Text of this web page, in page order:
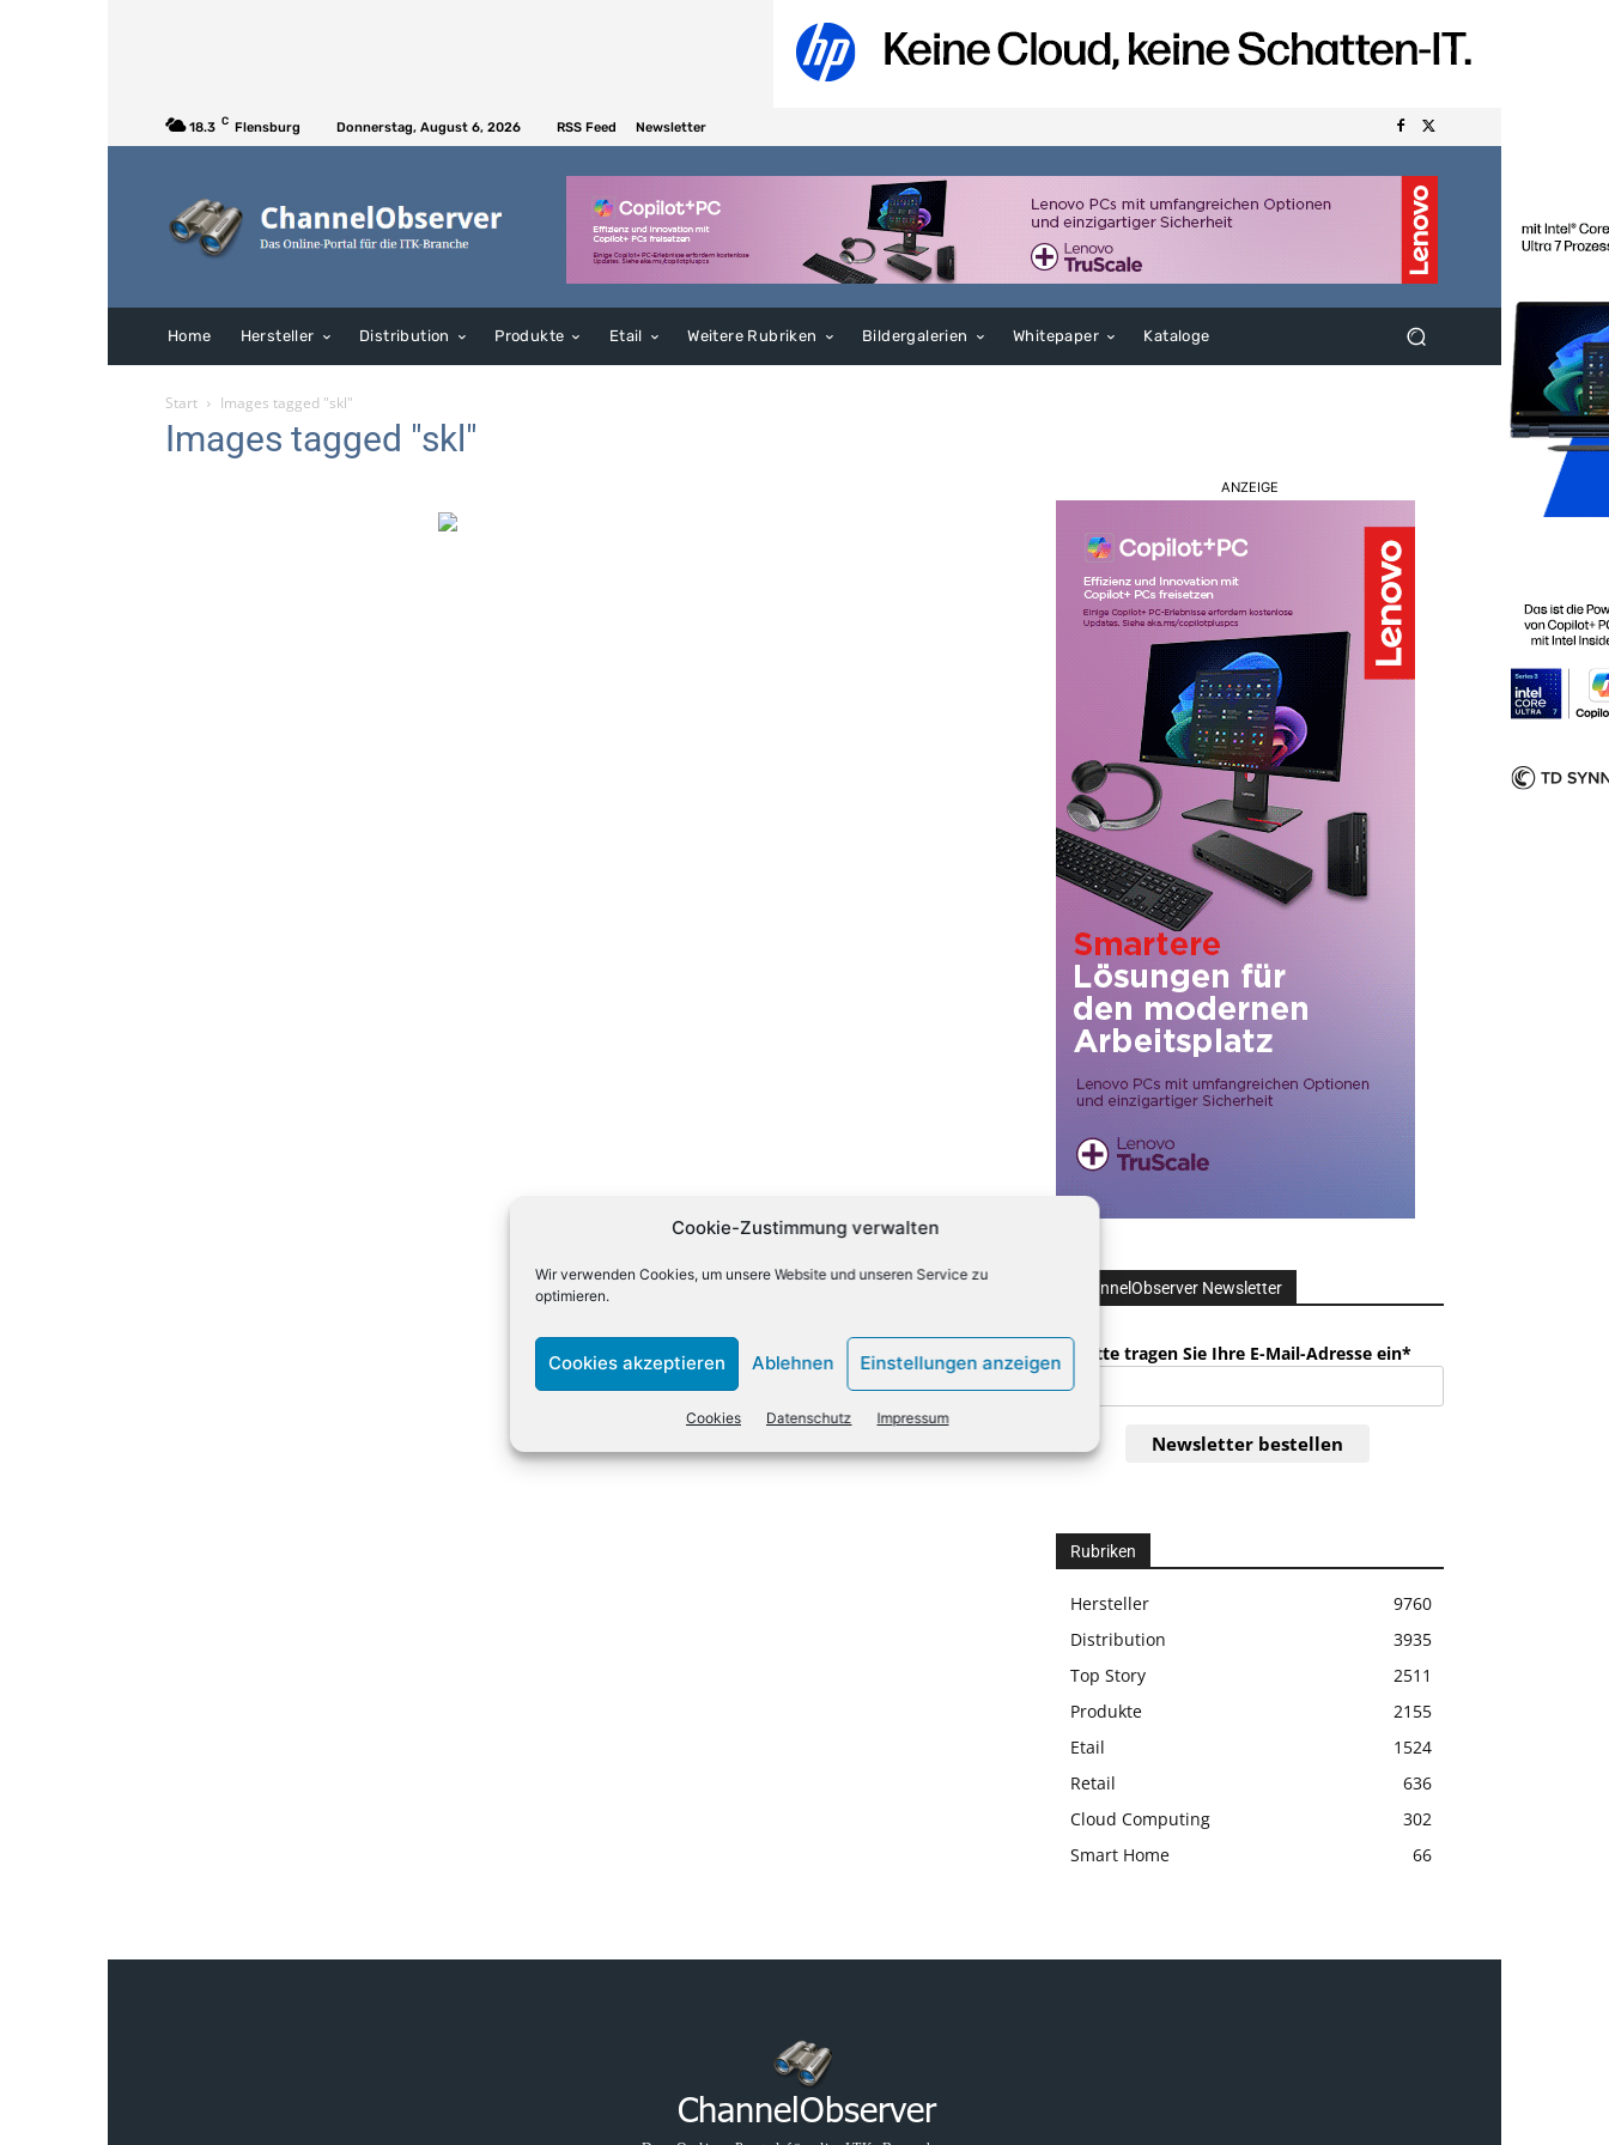
Cookie-Zustimmung verwalten
Wir verwenden Cookies, um unsere Website und unseren Service zu
optimieren.
Cookies akzeptieren Ablehnen Einstellungen anzeigen
Cookies Datenschutz Impressum
18.3 C Flensburg Donnerstag, August 6, 2026 RSS Feed Newsletter
Home Hersteller Distribution Produkte Etail Weitere Rubriken Bildergalerien Whitepaper Kataloge
Start Images tagged "skl"
Images tagged "skl"
ANZEIGE
ChannelObserver Newsletter
Bitte tragen Sie Ihre E-Mail-Adresse ein*
Newsletter bestellen
Rubriken
Hersteller
9760
Distribution
3935
Top Story
2511
Produkte
2155
Etail
1524
Retail
636
Cloud Computing
302
Smart Home
66